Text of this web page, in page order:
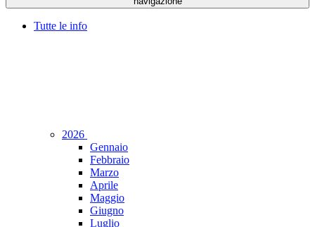
Tutte le info
2026
Gennaio
Febbraio
Marzo
Aprile
Maggio
Giugno
Luglio